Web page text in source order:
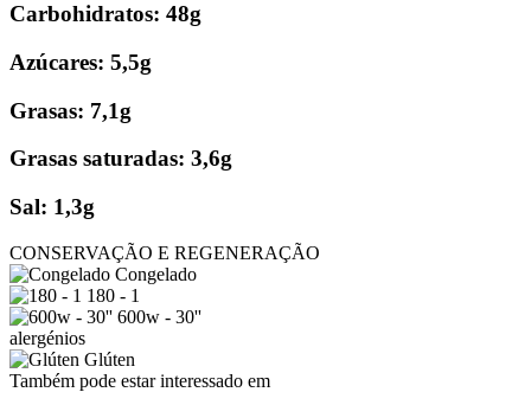
Carbohidratos: 48g
Azúcares: 5,5g
Grasas: 7,1g
Grasas saturadas: 3,6g
Sal: 1,3g
CONSERVAÇÃO E REGENERAÇÃO
Congelado
180 - 1
600w - 30''
alergénios
Glúten
Também pode estar interessado em